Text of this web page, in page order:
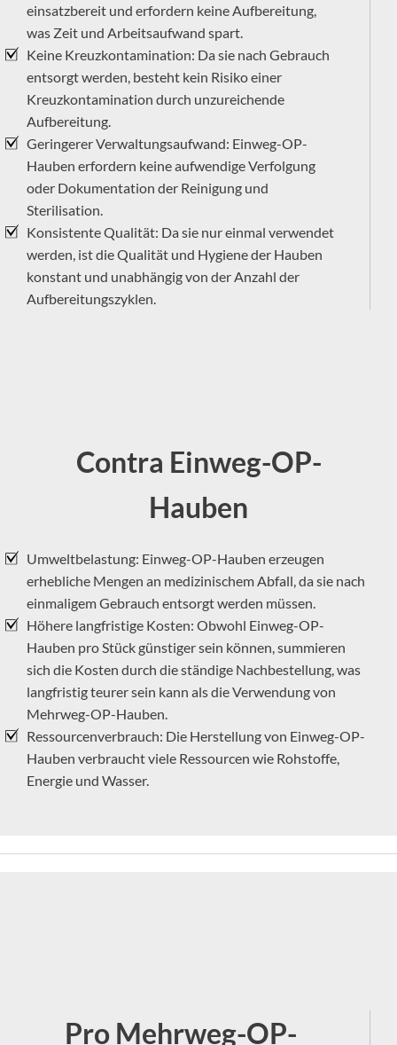
einsatzbereit und erfordern keine Aufbereitung,
was Zeit und Arbeitsaufwand spart.
Keine Kreuzkontamination: Da sie nach Gebrauch
entsorgt werden, besteht kein Risiko einer
Kreuzkontamination durch unzureichende
Aufbereitung.
Geringerer Verwaltungsaufwand: Einweg-OP-
Hauben erfordern keine aufwendige Verfolgung
oder Dokumentation der Reinigung und
Sterilisation.
Konsistente Qualität: Da sie nur einmal verwendet
werden, ist die Qualität und Hygiene der Hauben
konstant und unabhängig von der Anzahl der
Aufbereitungszyklen.
Contra Einweg-OP-
Hauben
Umweltbelastung: Einweg-OP-Hauben erzeugen
erhebliche Mengen an medizinischem Abfall, da sie nach
einmaligem Gebrauch entsorgt werden müssen.
Höhere langfristige Kosten: Obwohl Einweg-OP-
Hauben pro Stück günstiger sein können, summieren
sich die Kosten durch die ständige Nachbestellung, was
langfristig teurer sein kann als die Verwendung von
Mehrweg-OP-Hauben.
Ressourcenverbrauch: Die Herstellung von Einweg-OP-
Hauben verbraucht viele Ressourcen wie Rohstoffe,
Energie und Wasser.
Pro Mehrweg-OP-